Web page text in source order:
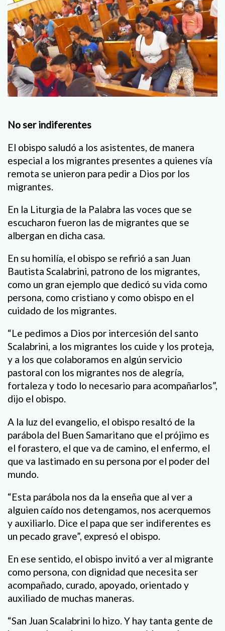
No ser indiferentes
El obispo saludó a los asistentes, de manera
especial a los migrantes presentes a quienes vía
remota se unieron para pedir a Dios por los
migrantes.
En la Liturgia de la Palabra las voces que se
escucharon fueron las de migrantes que se
albergan en dicha casa.
En su homilía, el obispo se refirió a san Juan
Bautista Scalabrini, patrono de los migrantes,
como un gran ejemplo que dedicó su vida como
persona, como cristiano y como obispo en el
cuidado de los migrantes.
“Le pedimos a Dios por intercesión del santo
Scalabrini, a los migrantes los cuide y los proteja,
y a los que colaboramos en algún servicio
pastoral con los migrantes nos de alegría,
fortaleza y todo lo necesario para acompañarlos”,
dijo el obispo.
A la luz del evangelio, el obispo resaltó de la
parábola del Buen Samaritano que el prójimo es
el forastero, el que va de camino, el enfermo, el
que va lastimado en su persona por el poder del
mundo.
“Esta parábola nos da la enseña que al ver a
alguien caído nos detengamos, nos acerquemos
y auxiliarlo. Dice el papa que ser indiferentes es
un pecado grave”, expresó el obispo.
En ese sentido, el obispo invitó a ver al migrante
como persona, con dignidad que necesita ser
acompañado, curado, apoyado, orientado y
auxiliado de muchas maneras.
“San Juan Scalabrini lo hizo. Y hay tanta gente de